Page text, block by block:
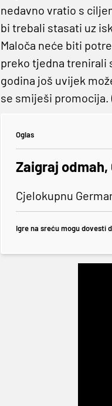
nedavno vratio s
bi trebali stasati uz
Maloča neće biti
preko tjedna trenirali
godina još uvijek
se smiješi promocija.
Oglas
Zaigraj odmah,
Cjelokupnu
Igre na sreću mogu dovesti